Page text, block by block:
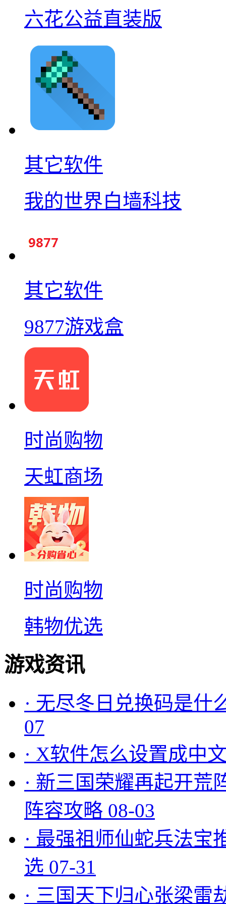
六花公益直装版
其它软件
我的世界白墙科技
其它软件
9877游戏盒
时尚购物
天虹商场
时尚购物
韩物优选
游戏资讯
· 无尽冬日兑换码是什
07
· X软件怎么设置成中
· 新三国荣耀再起开荒
阵容攻略 08-03
· 最强祖师仙蛇兵法宝
选 07-31
· 三国天下归心张梁雷